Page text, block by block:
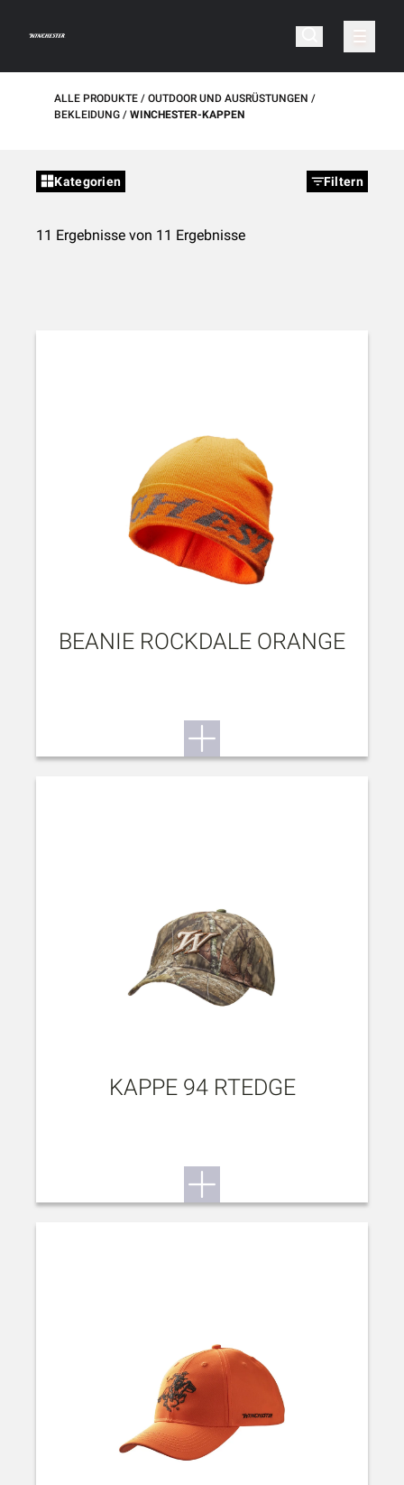
ALLE PRODUKTE
OUTDOOR UND AUSRÜSTUNGEN
BEKLEIDUNG
WINCHESTER-KAPPEN
Kategorien Filtern
11 Ergebnisse von 11 Ergebnisse
BEANIE ROCKDALE ORANGE
KAPPE 94 RTEDGE